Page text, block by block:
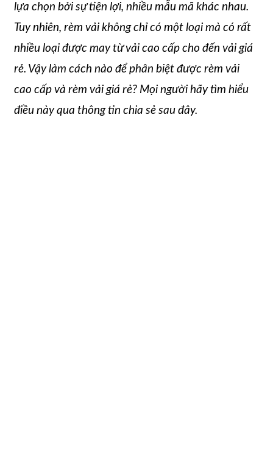
lựa chọn bởi sự tiện lợi, nhiều mẫu mã khác nhau.
Tuy nhiên, rèm vải không chỉ có một loại mà có rất
nhiều loại được may từ vải cao cấp cho đến vải giá
rẻ. Vậy làm cách nào để phân biệt được rèm vải
cao cấp và rèm vải giá rẻ? Mọi người hãy tìm hiểu
điều này qua thông tin chia sẻ sau đây.